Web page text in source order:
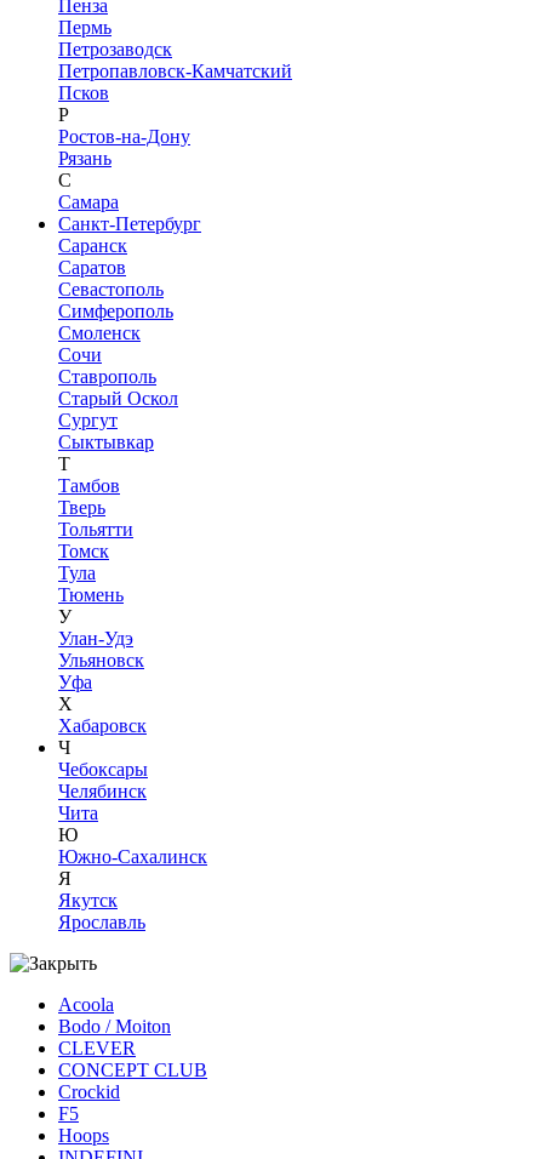
Пенза
Пермь
Петрозаводск
Петропавловск-Камчатский
Псков
Р
Ростов-на-Дону
Рязань
С
Самара
Санкт-Петербург
Саранск
Саратов
Севастополь
Симферополь
Смоленск
Сочи
Ставрополь
Старый Оскол
Сургут
Сыктывкар
Т
Тамбов
Тверь
Тольятти
Томск
Тула
Тюмень
У
Улан-Удэ
Ульяновск
Уфа
Х
Хабаровск
Ч
Чебоксары
Челябинск
Чита
Ю
Южно-Сахалинск
Я
Якутск
Ярославль
Acoola
Bodo / Moiton
CLEVER
CONCEPT CLUB
Crockid
F5
Hoops